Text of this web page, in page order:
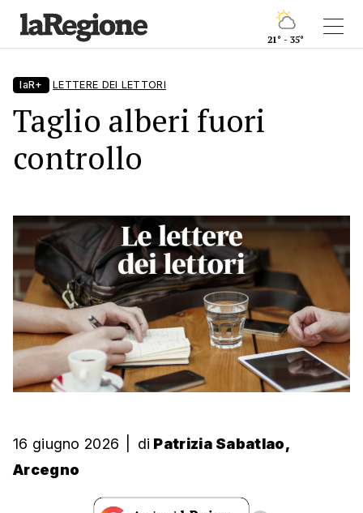
21° - 35°
laR+ LETTERE DEI LETTORI
Taglio alberi fuori
controllo
16 giugno 2026 di Patrizia Sabatlao,
Arcegno